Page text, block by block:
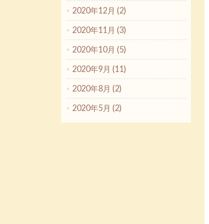
2020年12月 (2)
2020年11月 (3)
2020年10月 (5)
2020年9月 (11)
2020年8月 (2)
2020年5月 (2)